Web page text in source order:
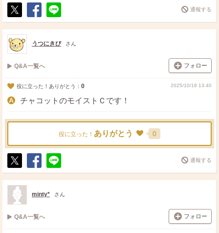
ポ
ス
ト
シ
ェ
送
る
通報する
うつにきび さん
Q&A一覧へ フォロー
役に立った！ありがとう： 0 2025/10/18 13:40
チャコットのモイストＣです！
役に立った！ ありがとう 0
ポ
ス
ト
シ
ェ
送
る
通報する
minty* さん
Q&A一覧へ フォロー